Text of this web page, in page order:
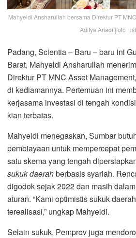
Mahyeldi Ansharullah bersama Direktur PT
Aditya Ariadi.[foto :
Padang, Scientia – Baru – baru ini
Barat, Mahyeldi Ansharullah
Direktur PT MNC Asset
di kediamannya. Pertemuan ini
kerjasama investasi di tengah
kian terbatas.
Mahyeldi menegaskan, Sumbar
pembiayaan untuk mempercepat
satu skema yang tengah
sukuk daerahberbasis syariah.
digodok sejak 2022 dan masih
aturan. “Kami optimistis sukuk
terealisasi,” ungkap Mahyeldi.
Selain sukuk, Pemprov juga